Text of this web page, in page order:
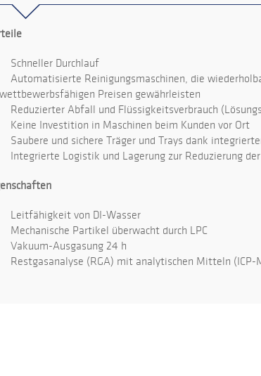
Schneller Durchlauf
Automatisierte Reinigungsmaschinen, die
wettbewerbsfähigen Preisen gewährleisten
Reduzierter Abfall und Flüssigkeitsverbrauch
Keine Investition in Maschinen beim Kunden vor Ort
Saubere und sichere Träger und Trays dank
Integrierte Logistik und Lagerung zur Reduzierung
Leitfähigkeit von DI-Wasser
Mechanische Partikel überwacht durch LPC
Vakuum-Ausgasung 24 h
Restgasanalyse (RGA) mit analytischen Mitteln (ICP-